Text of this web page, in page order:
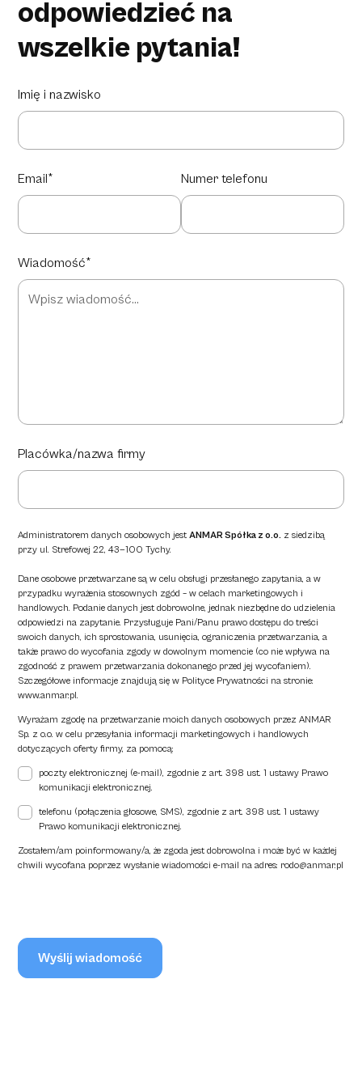
odpowiedzieć na
wszelkie pytania!
Imię i nazwisko
Email* Numer telefonu
Wiadomość*
Placówka/nazwa firmy
Administratorem danych osobowych jestANMAR Spółka z o.o. z siedzibą
przy ul. Strefowej 22, 43—100 Tychy.
Dane osobowe przetwarzane są w celu obsługi przesłanego zapytania, a w
przypadku wyrażenia stosownych zgód – w celach marketingowych i
handlowych. Podanie danych jest dobrowolne, jednak niezbędne do udzielenia
odpowiedzi na zapytanie. Przysługuje Pani/Panu prawo dostępu do treści
swoich danych, ich sprostowania, usunięcia, ograniczenia przetwarzania, a
także prawo do wycofania zgody w dowolnym momencie (co nie wpływa na
zgodność z prawem przetwarzania dokonanego przed jej wycofaniem).
Szczegółowe informacje znajdują się w Polityce Prywatności na stronie:
www.anmar.pl.
Wyrażam zgodę na przetwarzanie moich danych osobowych przez ANMAR
Sp. z o.o. w celu przesyłania informacji marketingowych i handlowych
dotyczących oferty firmy, za pomocą:
poczty elektronicznej (e-mail), zgodnie z art. 398 ust. 1 ustawy Prawo
komunikacji elektronicznej.
telefonu (połączenia głosowe, SMS), zgodnie z art. 398 ust. 1 ustawy
Prawo komunikacji elektronicznej.
Zostałem/am poinformowany/a, że zgoda jest dobrowolna i może być w każdej
chwili wycofana poprzez wysłanie wiadomości e-mail na adres: rodo@anmar.pl